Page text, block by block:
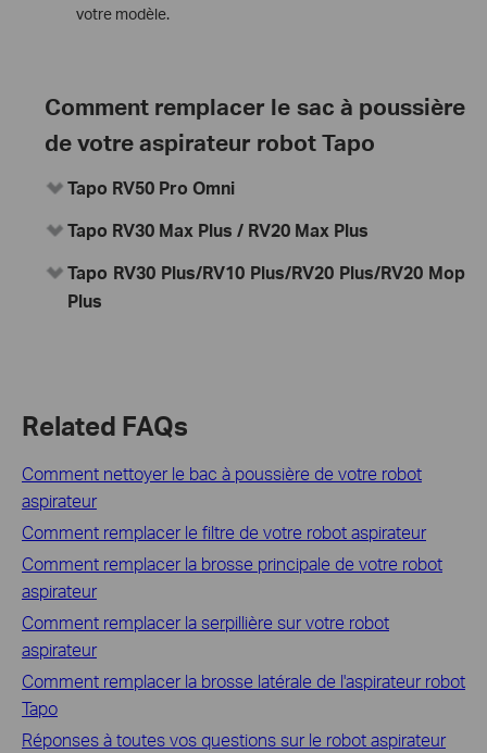
votre modèle.
Comment remplacer le sac à poussière
de votre aspirateur robot Tapo
Tapo RV50 Pro Omni
Tapo RV30 Max Plus / RV20 Max Plus
Tapo RV30 Plus/RV10 Plus/RV20 Plus/RV20 Mop
Plus
Related FAQs
Comment nettoyer le bac à poussière de votre robot
aspirateur
Comment remplacer le filtre de votre robot aspirateur
Comment remplacer la brosse principale de votre robot
aspirateur
Comment remplacer la serpillière sur votre robot
aspirateur
Comment remplacer la brosse latérale de l'aspirateur robot
Tapo
Réponses à toutes vos questions sur le robot aspirateur